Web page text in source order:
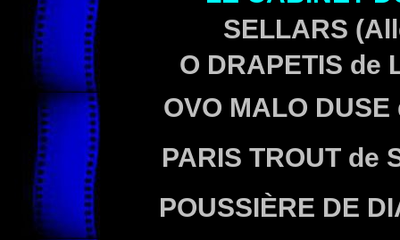
SELLARS
O DRAPETIS de
OVO MALO DUSE
PARIS TROUTde
POUSSIÈRE DE